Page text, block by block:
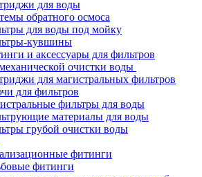
для воды
обратного осмоса
для воды под мойку
кувшины
и аксессуары для фильтров
очистки воды
для магистральных фильтров
для фильтров
фильтры для воды
материалы для воды
грубой очистки воды
фитинги
фитинги